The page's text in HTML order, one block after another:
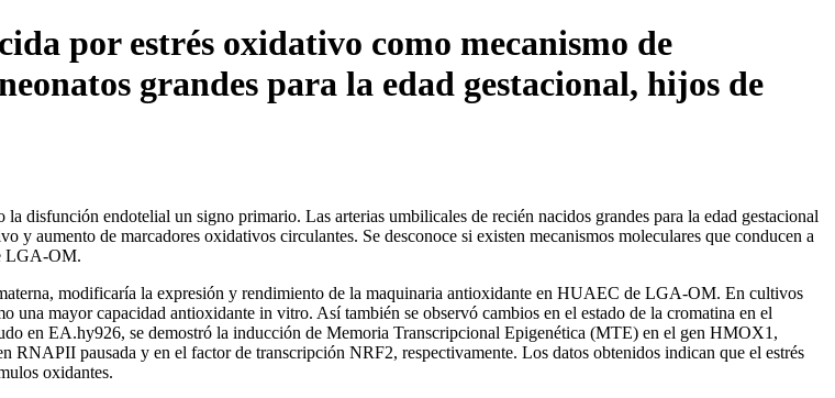
por estrés oxidativo como mecanismo de
grandes para la edad gestacional, hijos de
disfunción endotelial un signo primario. Las arterias umbilicales de recién nacidos grandes para la edad gestacional
aumento de marcadores oxidativos circulantes. Se desconoce si existen mecanismos moleculares que conducen a
LGA-OM.
modificaría la expresión y rendimiento de la maquinaria antioxidante en HUAEC de LGA-OM. En cultivos
una mayor capacidad antioxidante in vitro. Así también se observó cambios en el estado de la cromatina en el
en EA.hy926, se demostró la inducción de Memoria Transcripcional Epigenética (MTE) en el gen HMOX1,
RNAPII pausada y en el factor de transcripción NRF2, respectivamente. Los datos obtenidos indican que el estrés
oxidantes.